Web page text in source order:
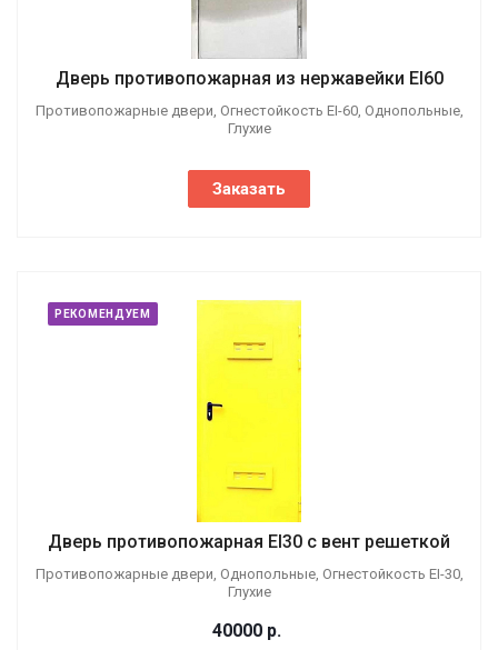
Дверь противопожарная из нержавейки EI60
Противопожарные двери, Огнестойкость EI-60, Однопольные,
Глухие
Заказать
РЕКОМЕНДУЕМ
Дверь противопожарная EI30 с вент решеткой
Противопожарные двери, Однопольные, Огнестойкость EI-30,
Глухие
40000 р.